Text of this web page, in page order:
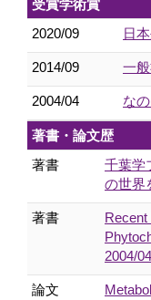
受賞学術賞
2020/09
日
2014/09 一
2004/04 な
著書・論文歴
著書
千葉学
の世界
著書
2004/04
論文